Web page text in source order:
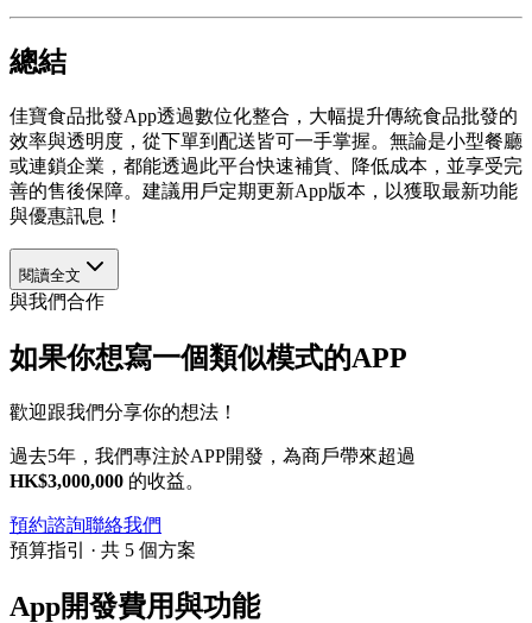
總結
佳寶食品批發App透過數位化整合，大幅提升傳統食品批發的
效率與透明度，從下單到配送皆可一手掌握。無論是小型餐廳
或連鎖企業，都能透過此平台快速補貨、降低成本，並享受完
善的售後保障。建議用戶定期更新App版本，以獲取最新功能
與優惠訊息！
閱讀全文
與我們合作
如果你想寫一個類似模式的APP
歡迎跟我們分享你的想法！
過去5年，我們專注於APP開發，為商戶帶來超過
HK$3,000,000 的收益。
預約諮詢聯絡我們
預算指引 · 共 5 個方案
App開發費用與功能